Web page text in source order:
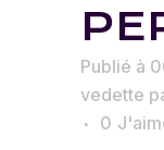
Publié à
vedette
0